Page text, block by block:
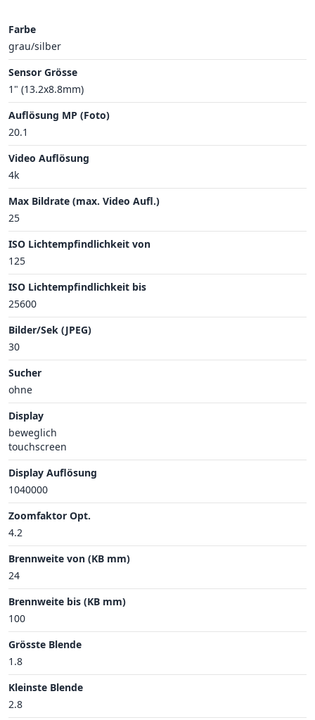
Farbe
grau/silber
Sensor Grösse
1" (13.2x8.8mm)
Auflösung MP (Foto)
20.1
Video Auflösung
4k
Max Bildrate (max. Video Aufl.)
25
ISO Lichtempfindlichkeit von
125
ISO Lichtempfindlichkeit bis
25600
Bilder/Sek (JPEG)
30
Sucher
ohne
Display
beweglich
touchscreen
Display Auflösung
1040000
Zoomfaktor Opt.
4.2
Brennweite von (KB mm)
24
Brennweite bis (KB mm)
100
Grösste Blende
1.8
Kleinste Blende
2.8